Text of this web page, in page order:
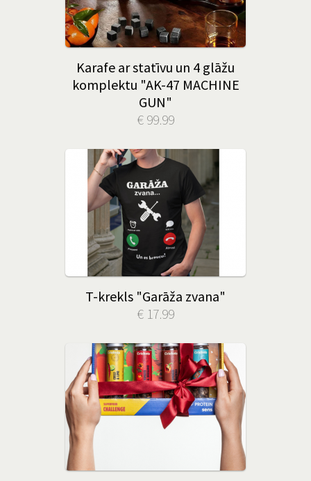
Karafe ar statīvu un 4 glāžu
komplektu "AK-47 MACHINE
GUN"
€ 99.99
T-krekls "Garāža zvana"
€ 17.99